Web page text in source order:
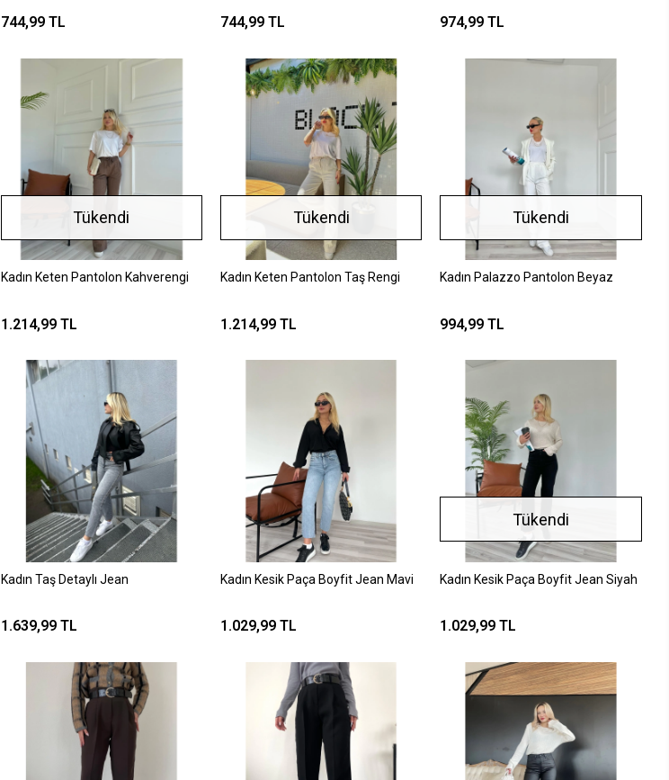
744,99 TL 744,99 TL 974,99 TL
Tükendi
Kadın Keten Pantolon Kahverengi
1.214,99 TL
Tükendi
Kadın Keten Pantolon Taş Rengi
1.214,99 TL
Tükendi
Kadın Palazzo Pantolon Beyaz
994,99 TL
Kadın Taş Detaylı Jean
1.639,99 TL
Kadın Kesik Paça Boyfit Jean Mavi
1.029,99 TL
Tükendi
Kadın Kesik Paça Boyfit Jean Siyah
1.029,99 TL